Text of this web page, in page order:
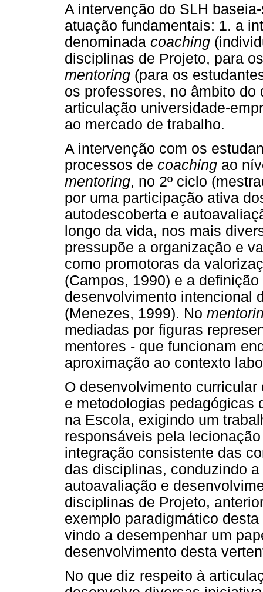
A intervenção do SLH
atuação fundamentais: 1. a
denominada coaching
disciplinas de Projeto, para
mentoring (para os
os professores, no âmbito
articulação universidade-
ao mercado de trabalho.
A intervenção com os
processos de coaching ao
mentoring, no 2º ciclo
por uma participação ativa
autodescoberta e
longo da vida, nos mais
pressupõe a organização e
como promotoras da
(Campos, 1990) e a
desenvolvimento intencional
(Menezes, 1999). No
mediadas por figuras
mentores - que funcionam
aproximação ao contexto
O desenvolvimento
e metodologias pedagógicas
na Escola, exigindo um
responsáveis pela
integração consistente das
das disciplinas, conduzindo
autoavaliação e
disciplinas de Projeto,
exemplo paradigmático
vindo a desempenhar um
desenvolvimento desta
No que diz respeito à